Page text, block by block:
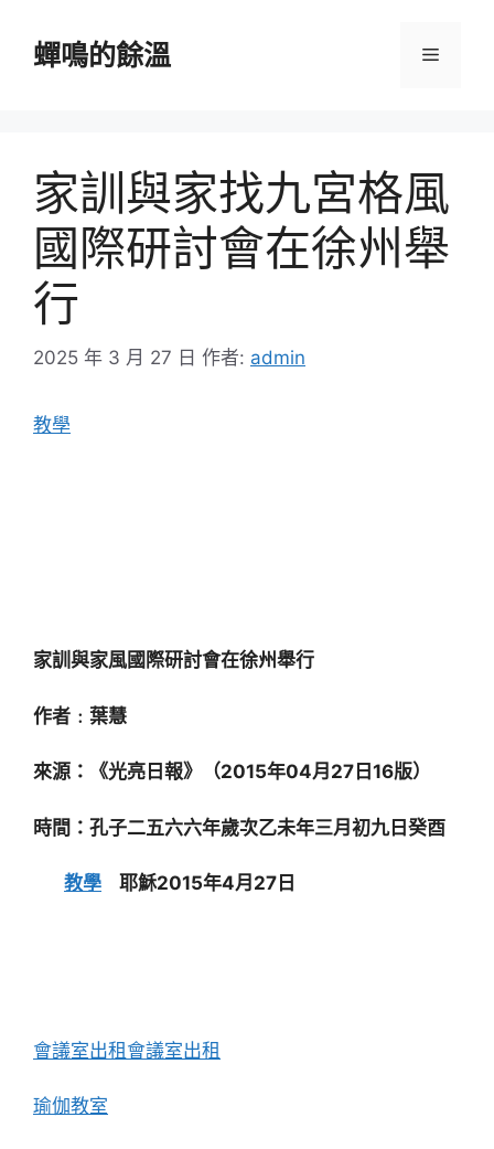
蟬鳴的餘溫 選
家訓與家找九宮格風
國際研討會在徐州舉
行
2025 年 3 月 27 日 作者: admin
教學
家訓與家風國際研討會在徐州舉行
作者﹕葉慧
來源：《光亮日報》（2015年04月27日16版）
時間：孔子二五六六年歲次乙未年三月初九日癸酉
教學 耶穌2015年4月27日
會議室出租 會議室出租
瑜伽教室